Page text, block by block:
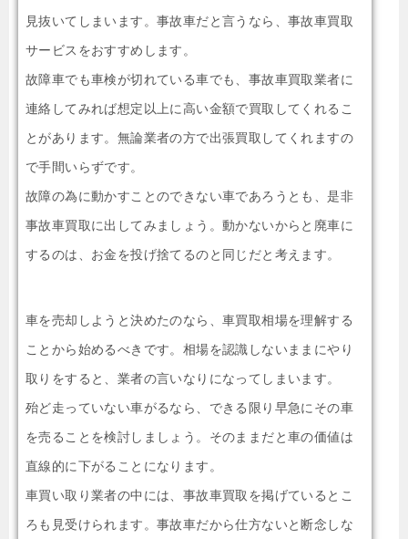
見抜いてしまいます。事故車だと言うなら、事故車買取
サービスをおすすめします。
故障車でも車検が切れている車でも、事故車買取業者に
連絡してみれば想定以上に高い金額で買取してくれるこ
とがあります。無論業者の方で出張買取してくれますの
で手間いらずです。
故障の為に動かすことのできない車であろうとも、是非
事故車買取に出してみましょう。動かないからと廃車に
するのは、お金を投げ捨てるのと同じだと考えます。
車を売却しようと決めたのなら、車買取相場を理解する
ことから始めるべきです。相場を認識しないままにやり
取りをすると、業者の言いなりになってしまいます。
殆ど走っていない車がるなら、できる限り早急にその車
を売ることを検討しましょう。そのままだと車の価値は
直線的に下がることになります。
車買い取り業者の中には、事故車買取を掲げているとこ
ろも見受けられます。事故車だから仕方ないと断念しな